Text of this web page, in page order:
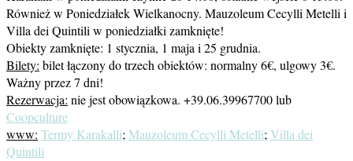
Również w Poniedziałek Wielkanocny. Mauzoleum Cecylli Metelli i
Villa dei Quintili w poniedziałki zamknięte!
Obiekty zamknięte: 1 stycznia, 1 maja i 25 grudnia.
Bilety: bilet łączony do trzech obiektów: normalny 6€, ulgowy 3€.
Ważny przez 7 dni!
Rezerwacja: nie jest obowiązkowa. +39.06.39967700 lub
Coopculture
www: Termy Karakalli;Mauzoleum Cecylli Metelli;Villa dei
Quintili